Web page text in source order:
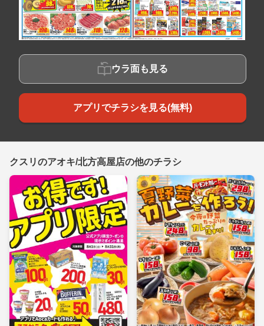
ウラ面も見る
アプリでチラシを見る(無料)
クスリのアオキ/北方高屋店の他のチラシ